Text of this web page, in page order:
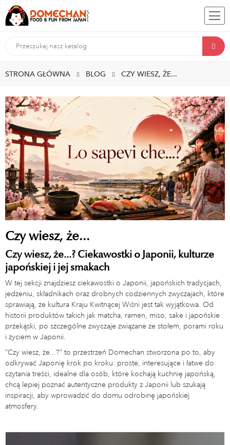
STRONA GŁÓWNA BLOG CZY WIESZ, ŻE...
Czy wiesz, że...
Czy wiesz, że...? Ciekawostki o Japonii, kulturze
japońskiej i jej smakach
W tej sekcji znajdziesz ciekawostki o Japonii, japońskich tradycjach,
jedzeniu, składnikach oraz drobnych codziennych zwyczajach, które
sprawiają, że kultura Kraju Kwitnącej Wiśni jest tak wyjątkowa. Od
historii produktów takich jak matcha, ramen, miso, sake i japońskie
przekąski, po szczególne zwyczaje związane ze stołem, porami roku
i życiem w Japonii.
“Czy wiesz, że...?” to przestrzeń Domechan stworzona po to, aby
odkrywać Japonię krok po kroku: proste, interesujące i łatwe do
czytania treści, idealne dla osób, które kochają kuchnię japońską,
chcą lepiej poznać autentyczne produkty z Japonii lub szukają
inspiracji, aby wprowadzić do domu odrobinę japońskiej
atmosfery.